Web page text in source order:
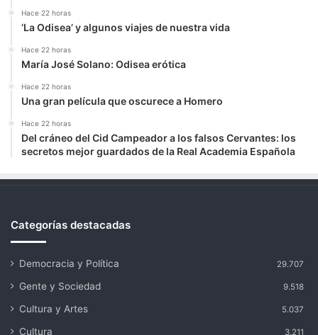
Hace 22 horas
‘La Odisea’ y algunos viajes de nuestra vida
Hace 22 horas
María José Solano: Odisea erótica
Hace 22 horas
Una gran película que oscurece a Homero
Hace 22 horas
Del cráneo del Cid Campeador a los falsos Cervantes: los
secretos mejor guardados de la Real Academia Española
Categorías destacadas
Democracia y Política 29.707
Gente y Sociedad 9.518
Cultura y Artes 5.037
Cultura 3.211